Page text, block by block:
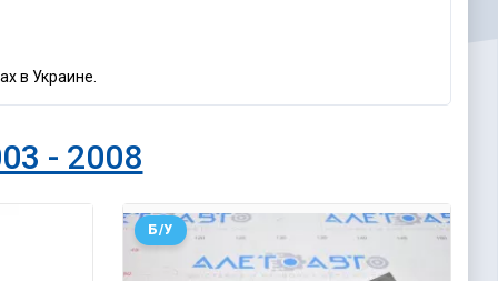
в Украине.
- 2008
Б/У